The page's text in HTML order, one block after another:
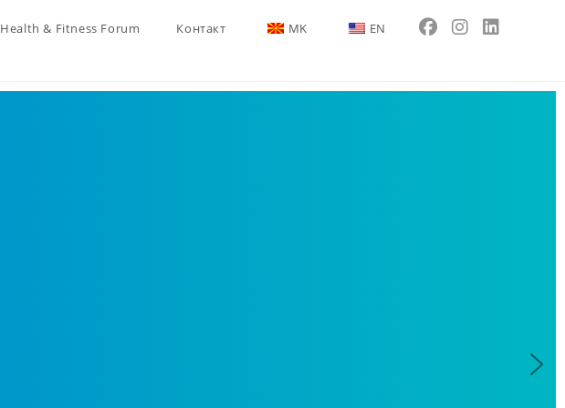
Health & Fitness Forum Контакт MK EN